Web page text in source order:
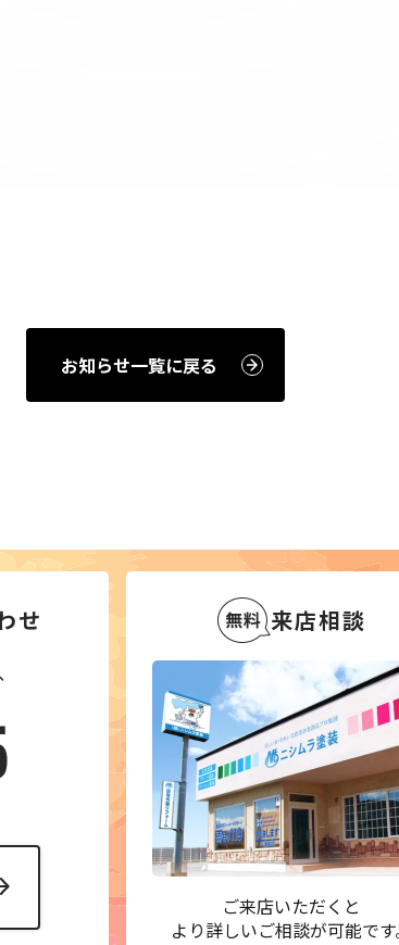
お知らせ一覧に戻る
せ 来店相談
ご来店いただくと
より詳しいご相談が可能で